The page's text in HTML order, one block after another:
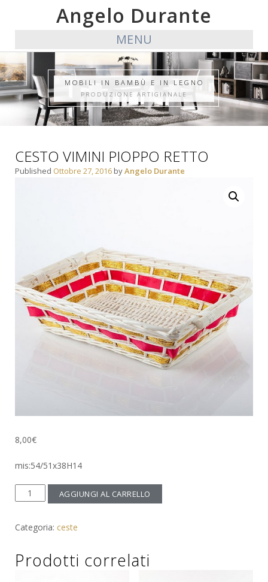
Angelo Durante
MENU
MOBILI IN BAMBÙ E IN LEGNO
PRODUZIONE ARTIGIANALE
CESTO VIMINI PIOPPO RETTO
Published Ottobre 27, 2016 byAngelo Durante
8,00€
mis:54/51x38H14
cesto
vimini
retto
AGGIUNGI AL CARRELLO
Categoria: ceste
Prodotti correlati